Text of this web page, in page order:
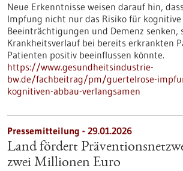
Neue Erkenntnisse weisen darauf hin,
Impfung nicht nur das Risiko für kognitive
Beeinträchtigungen und Demenz senken,
Krankheitsverlauf bei bereits erkrankten
Patienten positiv beeinflussen könnte.
https://www.gesundheitsindustrie-
bw.de/fachbeitrag/pm/guertelrose-
kognitiven-abbau-verlangsamen
Pressemitteilung - 29.01.2026
Land fördert
zwei Millionen Euro